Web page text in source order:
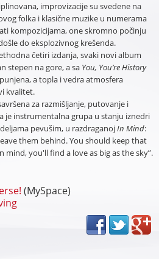
improvizacije su svedene na
folka i klasične muzike u numerama
kompozicijama, one skromno počinju
do eksplozivnog krešenda.
četiri izdanja, svaki novi album
stepen na gore, a sa You, You’re History
a topla i vedra atmosfera
kvalitet.
za razmišljanje, putovanje i
je instrumentalna grupa u stanju iznedri
pevušim, u razdraganojIn Mind:
them behind. You should keep that
mind, you'll find a love as big as the sky”.
(MySpace)